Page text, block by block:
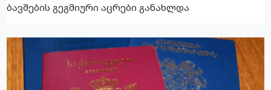
ბავშების გეგმიური აცრები განახლდა